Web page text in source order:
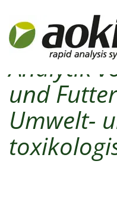
Ihr
Analytik
und
Umwelt-